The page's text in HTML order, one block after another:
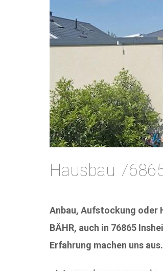
Hausbau
Anbau, Aufstockung oder
BÄHR, auch in 76865
Erfahrung machen uns aus.